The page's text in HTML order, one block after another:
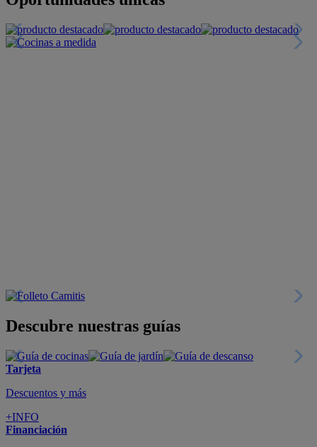
Descubre nuestras guías
Tarjeta
Descuentos y más
+INFO
Financiación